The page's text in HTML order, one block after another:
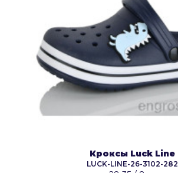
Кроксы Luck Line
LUCK-LINE-26-3102-282